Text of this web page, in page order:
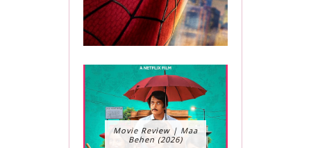
Movie Review | Maa
Behen (2026)